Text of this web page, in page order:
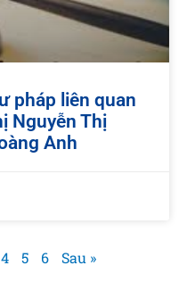
pháp liên quan
Nguyễn Thị
Anh
4 5 6 Sau »